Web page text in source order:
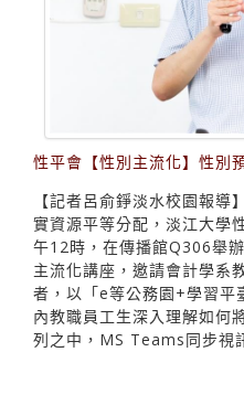
性平會【性別主流化】性別
【記者呂俞錚淡水校園報
實資源平等分配，淡江大學
午12時，在傳播館Q306舉
主流化講座，邀請會計學系
者，以「e等公務園+學習平
內教職員工生深入理解如何
列之中，MS Teams同步視